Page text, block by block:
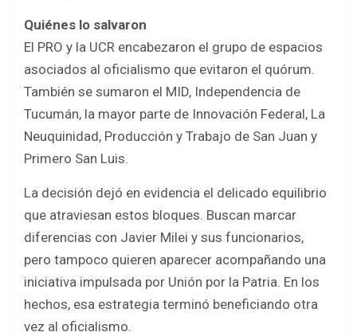
Quiénes lo salvaron
El PRO y la UCR encabezaron el grupo de espacios
asociados al oficialismo que evitaron el quórum.
También se sumaron el MID, Independencia de
Tucumán, la mayor parte de Innovación Federal, La
Neuquinidad, Producción y Trabajo de San Juan y
Primero San Luis.
La decisión dejó en evidencia el delicado equilibrio
que atraviesan estos bloques. Buscan marcar
diferencias con Javier Milei y sus funcionarios,
pero tampoco quieren aparecer acompañando una
iniciativa impulsada por Unión por la Patria. En los
hechos, esa estrategia terminó beneficiando otra
vez al oficialismo.